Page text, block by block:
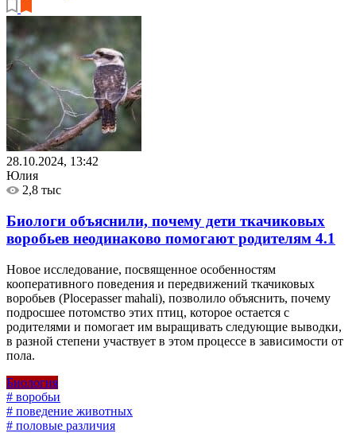
28.10.2024, 13:42
Юлия
2,8 тыс
Биологи объяснили, почему дети ткачиковых
воробьев неодинаково помогают родителям 4.1
Новое исследование, посвященное особенностям
кооперативного поведения и передвижений ткачиковых
воробьев (Plocepasser mahali), позволило объяснить, почему
подросшее потомство этих птиц, которое остается с
родителями и помогает им выращивать следующие выводки,
в разной степени участвует в этом процессе в зависимости от
пола.
Биология
# воробьи
# поведение животных
# половые различия